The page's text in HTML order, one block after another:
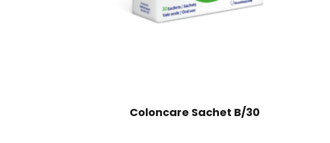
Coloncare Sachet B/30